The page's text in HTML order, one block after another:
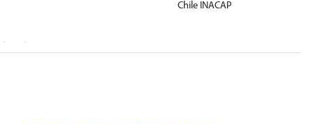
Chile INACAP